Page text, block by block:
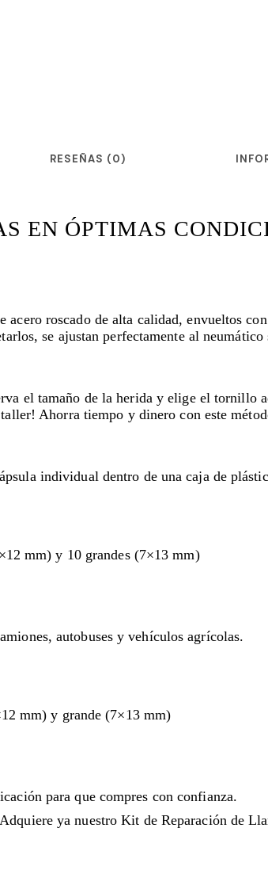
RESEÑAS (0)
EN ÓPTIMAS
acero roscado de alta calidad, envueltos
se ajustan perfectamente al
el tamaño de la herida y elige el tornillo
Ahorra tiempo y dinero con este
individual dentro de una caja de
mm) y 10 grandes (7×13 mm)
autobuses y vehículos agrícolas.
mm) y grande (7×13 mm)
para que compres con confianza.
ya nuestro Kit de Reparación de